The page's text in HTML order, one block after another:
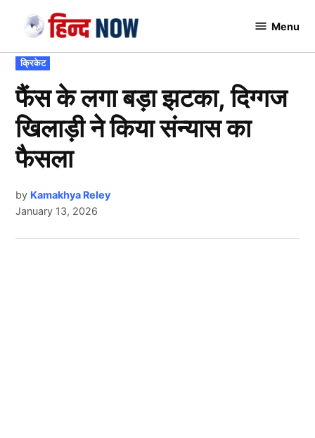
content
Menu
POSTED
IN
क्रिकेट
फैंस के लगा बड़ा झटका, दिग्गज
खिलाड़ी ने किया संन्यास का
फैसला
by Kamakhya Reley
January 13, 2026